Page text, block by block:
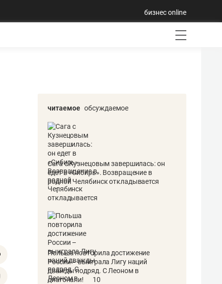
бизнес online
читаемое обсуждаемое
Сага с Кузнецовым завершилась: он
едет в «Сибирь». Возвращение в
родной Челябинск откладывается
1
Польша повторила достижение
России – выиграла Лигу наций
дважды подряд. С Леоном в
диагонали!
10